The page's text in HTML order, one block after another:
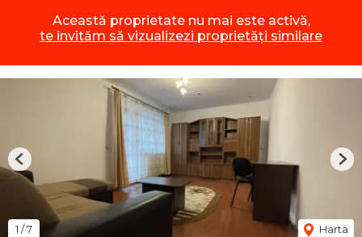
Această proprietate nu mai este activă,
te invităm să vizualizezi proprietăți similare
1 /7 Harta
Previous